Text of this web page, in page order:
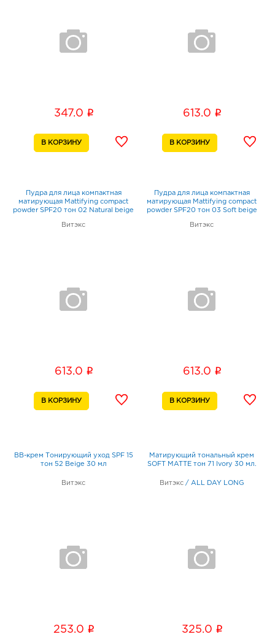
347.0 i 613.0 i
Пудра для лица компактная
матирующая Mattifying compact
powder SPF20 тон 02 Natural beige
Витэкс
613.0 i
Пудра для лица компактная
матирующая Mattifying compact
powder SPF20 тон 03 Soft beige
Витэкс
613.0 i
BB-крем Тонирующий уход SPF 15
тон 52 Beige 30 мл
Витэкс
253.0 i
Матирующий тональный крем
SOFT MATTE тон 71 Ivory 30 мл.
Витэкс / ALL DAY LONG
325.0 i